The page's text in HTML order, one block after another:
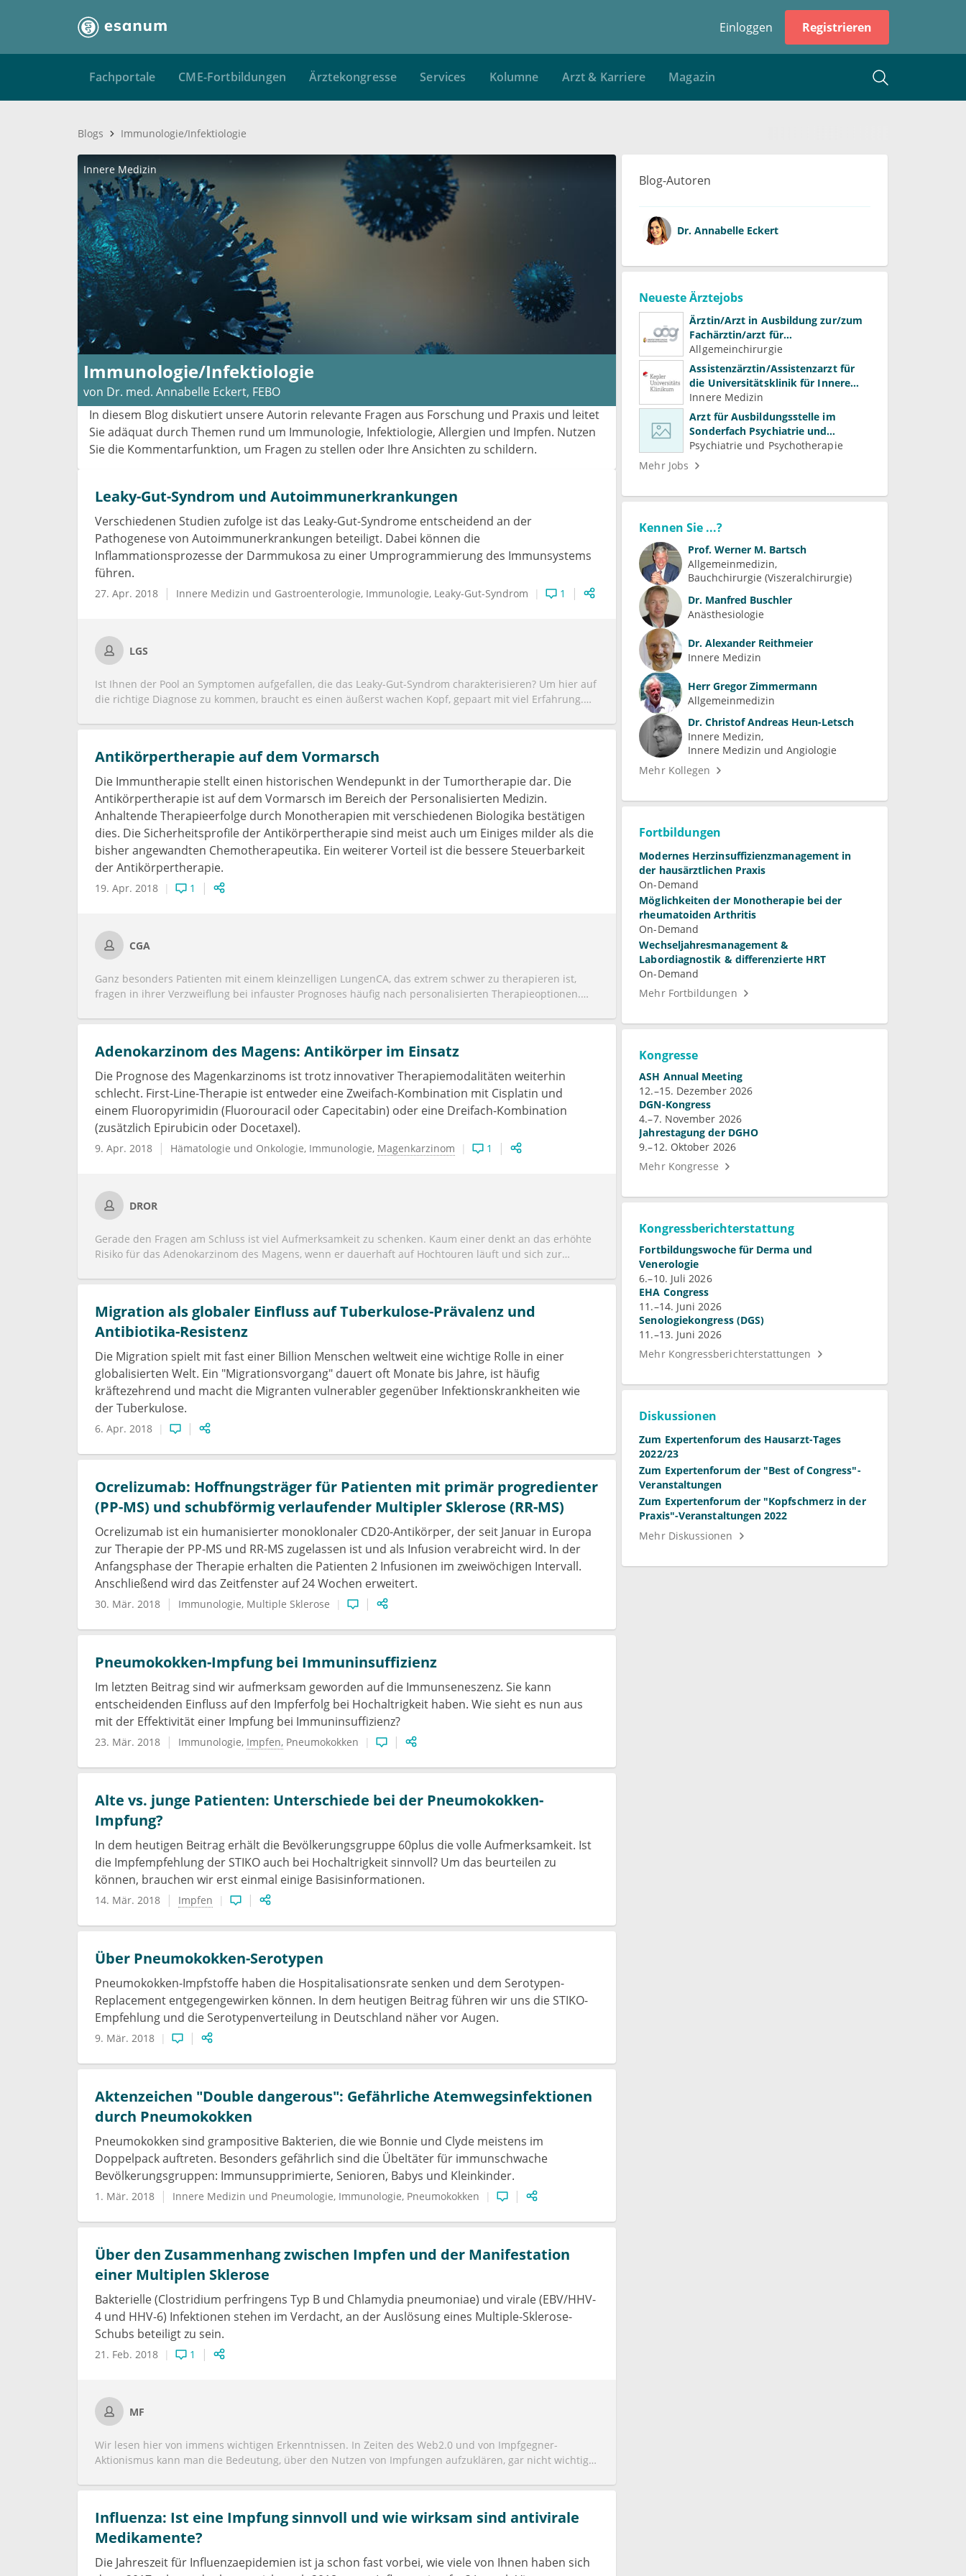
Einloggen Registrieren
Fachportale CME-Fortbildungen Ärztekongresse Services Kolumne Arzt & Karriere Magazin
Blogs Immunologie/Infektiologie
Innere Medizin
Immunologie/Infektiologie
von Dr. med. Annabelle Eckert, FEBO
In diesem Blog diskutiert unsere Autorin relevante Fragen aus Forschung und Praxis und leitet
Sie adäquat durch Themen rund um Immunologie, Infektiologie, Allergien und Impfen. Nutzen
Sie die Kommentarfunktion, um Fragen zu stellen oder Ihre Ansichten zu schildern.
Leaky-Gut-Syndrom und Autoimmunerkrankungen
Verschiedenen Studien zufolge ist das Leaky-Gut-Syndrome entscheidend an der
Pathogenese von Autoimmunerkrankungen beteiligt. Dabei können die
Inflammationsprozesse der Darmmukosa zu einer Umprogrammierung des Immunsystems
führen.
27. Apr. 2018 Innere Medizin und Gastroenterologie Immunologie Leaky-Gut-Syndrom 1
LGS
Ist Ihnen der Pool an Symptomen aufgefallen, die das Leaky-Gut-Syndrom charakterisieren? Um hier auf
die richtige Diagnose zu kommen, braucht es einen äußerst wachen Kopf, gepaart mit viel Erfahrung.
wie eins - dann ist es wahrscheinlich eins. Unabhängig davon, dass das Krankehitsbild als solches
therapeutischen Ratschläge dennoch allgemeingültig. Probiotika sind für uns alle gut. Kaputte Tight
Junctions hin oder her.
Antikörpertherapie auf dem Vormarsch
Die Immuntherapie stellt einen historischen Wendepunkt in der Tumortherapie dar. Die
Antikörpertherapie ist auf dem Vormarsch im Bereich der Personalisierten Medizin.
Anhaltende Therapieerfolge durch Monotherapien mit verschiedenen Biologika bestätigen
dies. Die Sicherheitsprofile der Antikörpertherapie sind meist auch um Einiges milder als die
bisher angewandten Chemotherapeutika. Ein weiterer Vorteil ist die bessere Steuerbarkeit
der Antikörpertherapie.
19. Apr. 2018 1
CGA
Ganz besonders Patienten mit einem kleinzelligen LungenCA, das extrem schwer zu therapieren ist,
fragen in ihrer Verzweiflung bei infauster Prognoses häufig nach personalisierten Therapieoptionen.
Immuntherapie immer mehr Verlass ist. Voraussetzung für ihren sinnhaften Einsatz Sind
klug wie großzügig weiterüberweisen.
Adenokarzinom des Magens: Antikörper im Einsatz
Die Prognose des Magenkarzinoms ist trotz innovativer Therapiemodalitäten weiterhin
schlecht. First-Line-Therapie ist entweder eine Zweifach-Kombination mit Cisplatin und
einem Fluoropyrimidin (Fluorouracil oder Capecitabin) oder eine Dreifach-Kombination
(zusätzlich Epirubicin oder Docetaxel).
9. Apr. 2018 Hämatologie und Onkologie Immunologie Magenkarzinom 1
DROR
Gerade den Fragen am Schluss ist viel Aufmerksamkeit zu schenken. Kaum einer denkt an das erhöhte
Risiko für das Adenokarzinom des Magens, wenn er dauerhaft auf Hochtouren läuft und sich zur
hatte schon einmal Magenschmerzen. Gewissen Patientengruppen sind Ulcera des Magens nicht
sondern eben auch auf jenen der behandelnden Ärzte. Das MagenCA ist nicht die häufigste aller
Tumorentitäten. Daher ist ein Screening sicherlich eine in den Hintergrund zu stellende Idee. Aber die
Beschwerdebild sollte geschult werden.
Migration als globaler Einfluss auf Tuberkulose-Prävalenz und
Antibiotika-Resistenz
Die Migration spielt mit fast einer Billion Menschen weltweit eine wichtige Rolle in einer
globalisierten Welt. Ein "Migrationsvorgang" dauert oft Monate bis Jahre, ist häufig
kräftezehrend und macht die Migranten vulnerabler gegenüber Infektionskrankheiten wie
der Tuberkulose.
6. Apr. 2018
Ocrelizumab: Hoffnungsträger für Patienten mit primär progredienter
(PP-MS) und schubförmig verlaufender Multipler Sklerose (RR-MS)
Ocrelizumab ist ein humanisierter monoklonaler CD20-Antikörper, der seit Januar in Europa
zur Therapie der PP-MS und RR-MS zugelassen ist und als Infusion verabreicht wird. In der
Anfangsphase der Therapie erhalten die Patienten 2 Infusionen im zweiwöchigen Intervall.
Anschließend wird das Zeitfenster auf 24 Wochen erweitert.
30. Mär. 2018 Immunologie Multiple Sklerose
Pneumokokken-Impfung bei Immuninsuffizienz
Im letzten Beitrag sind wir aufmerksam geworden auf die Immunseneszenz. Sie kann
entscheidenden Einfluss auf den Impferfolg bei Hochaltrigkeit haben. Wie sieht es nun aus
mit der Effektivität einer Impfung bei Immuninsuffizienz?
23. Mär. 2018 Immunologie Impfen Pneumokokken
Alte vs. junge Patienten: Unterschiede bei der Pneumokokken-
Impfung?
In dem heutigen Beitrag erhält die Bevölkerungsgruppe 60plus die volle Aufmerksamkeit. Ist
die Impfempfehlung der STIKO auch bei Hochaltrigkeit sinnvoll? Um das beurteilen zu
können, brauchen wir erst einmal einige Basisinformationen.
14. Mär. 2018 Impfen
Über Pneumokokken-Serotypen
Pneumokokken-Impfstoffe haben die Hospitalisationsrate senken und dem Serotypen-
Replacement entgegengewirken können. In dem heutigen Beitrag führen wir uns die STIKO-
Empfehlung und die Serotypenverteilung in Deutschland näher vor Augen.
9. Mär. 2018
Aktenzeichen "Double dangerous": Gefährliche Atemwegsinfektionen
durch Pneumokokken
Pneumokokken sind grampositive Bakterien, die wie Bonnie und Clyde meistens im
Doppelpack auftreten. Besonders gefährlich sind die Übeltäter für immunschwache
Bevölkerungsgruppen: Immunsupprimierte, Senioren, Babys und Kleinkinder.
1. Mär. 2018 Innere Medizin und Pneumologie Immunologie Pneumokokken
Über den Zusammenhang zwischen Impfen und der Manifestation
einer Multiplen Sklerose
Bakterielle (Clostridium perfringens Typ B und Chlamydia pneumoniae) und virale (EBV/HHV-
4 und HHV-6) Infektionen stehen im Verdacht, an der Auslösung eines Multiple-Sklerose-
Schubs beteiligt zu sein.
21. Feb. 2018 1
MF
Wir lesen hier von immens wichtigen Erkenntnissen. In Zeiten des Web2.0 und von Impfgegner-
Aktionismus kann man die Bedeutung, über den Nutzen von Impfungen aufzuklären, gar nicht wichtig
keineswegs gefährdet, darf getrost mit Nachdruck kommuniziert werden. Interessant ist übrigens, dass
stammt:https://www.ncbi.nlm.nih.gov/pubmed/25000592
Influenza: Ist eine Impfung sinnvoll und wie wirksam sind antivirale
Medikamente?
Die Jahreszeit für Influenzaepidemien ist ja schon fast vorbei, wie viele von Ihnen haben sich
Blog-Autoren
Dr. Annabelle Eckert
Neueste Ärztejobs
Ärztin/Arzt in Ausbildung zur/zum
Fachärztin/arzt für
Allgemeinchirurgie und
Gefäßchirurgie
Allgemeinchirurgie
Assistenzärztin/Assistenzarzt für
die Universitätsklinik für Innere
Medizin
Innere Medizin
Arzt für Ausbildungsstelle im
Sonderfach Psychiatrie und
Psychotherapeutische Medizin
(m/w/d)
Psychiatrie und Psychotherapie
Mehr Jobs
Kennen Sie ...?
Prof. Werner M. Bartsch
Allgemeinmedizin
Bauchchirurgie (Viszeralchirurgie)
Dr. Manfred Buschler
Anästhesiologie
Dr. Alexander Reithmeier
Innere Medizin
Herr Gregor Zimmermann
Allgemeinmedizin
Dr. Christof Andreas Heun-Letsch
Innere Medizin
Innere Medizin und Angiologie
Mehr Kollegen
Fortbildungen
Modernes Herzinsuffizienzmanagement in
der hausärztlichen Praxis
On-Demand
Möglichkeiten der Monotherapie bei der
rheumatoiden Arthritis
On-Demand
Wechseljahresmanagement &
Labordiagnostik & differenzierte HRT
On-Demand
Mehr Fortbildungen
Kongresse
ASH Annual Meeting
12.–15. Dezember 2026
DGN-Kongress
4.–7. November 2026
Jahrestagung der DGHO
9.–12. Oktober 2026
Mehr Kongresse
Kongressberichterstattung
Fortbildungswoche für Derma und
Venerologie
6.–10. Juli 2026
EHA Congress
11.–14. Juni 2026
Senologiekongress (DGS)
11.–13. Juni 2026
Mehr Kongressberichterstattungen
Diskussionen
Zum Expertenforum des Hausarzt-Tages
2022/23
Zum Expertenforum der "Best of Congress"-
Veranstaltungen
Zum Expertenforum der "Kopfschmerz in der
Praxis"-Veranstaltungen 2022
Mehr Diskussionen